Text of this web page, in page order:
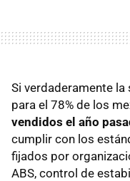
Si verdaderamente
para el 78% de los
vendidos el año
cumplir con los
fijados por
ABS, control de